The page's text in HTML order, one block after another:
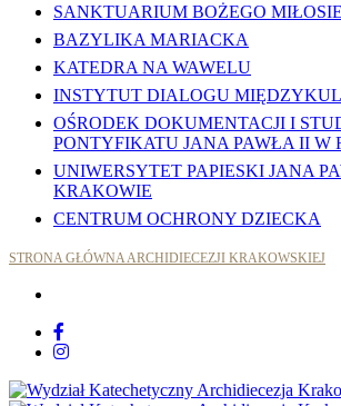
SANKTUARIUM BOŻEGO
BAZYLIKA MARIACKA
KATEDRA NA WAWELU
INSTYTUT DIALOGU
OŚRODEK DOKUMENTACJI I
PONTYFIKATU JANA PAWŁA II W
UNIWERSYTET PAPIESKI JANA
KRAKOWIE
CENTRUM OCHRONY DZIECKA
STRONA GŁÓWNA ARCHIDIECEZJI KRAKOWSKIEJ